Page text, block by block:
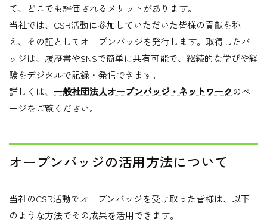
て、どこでも評価されるメリットがあります。
当社では、CSR活動に参加していただいた皆様の貢献を称
え、その証としてオープンバッジを発行します。取得したバ
ッジは、履歴書やSNSで簡単に共有可能で、継続的な学びや経
験をデジタルで記録・発信できます。
詳しくは、 一般社団法人オープンバッジ・ネットワークのペ
ージをご覧ください。
オープンバッジの活用方法について
当社のCSR活動でオープンバッジを受け取った皆様は、以下
のような方法でその成果を活用できます。